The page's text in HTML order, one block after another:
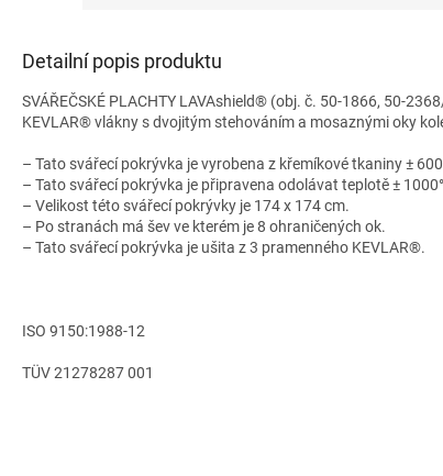
Detailní popis produktu
SVÁŘEČSKÉ PLACHTY LAVAshield® (obj. č. 50-1866, 50-
KEVLAR® vlákny s dvojitým stehováním a mosaznými oky
– Tato svářecí pokrývka je vyrobena z křemíkové tkaniny ±
– Tato svářecí pokrývka je připravena odolávat teplotě ±
– Velikost této svářecí pokrývky je 174 x 174 cm.
– Po stranách má šev ve kterém je 8 ohraničených ok.
– Tato svářecí pokrývka je ušita z 3 pramenného KEVLAR®.
ISO 9150:1988-12
TÜV 21278287 001